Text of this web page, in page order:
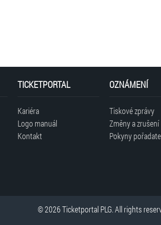
TICKETPORTAL
Kariéra
Logo manuál
Kontakt
OZNÁMENÍ
Tiskové zprávy
Změny a zrušení
Pokyny
© 2026 Ticketportal PLG. All rights